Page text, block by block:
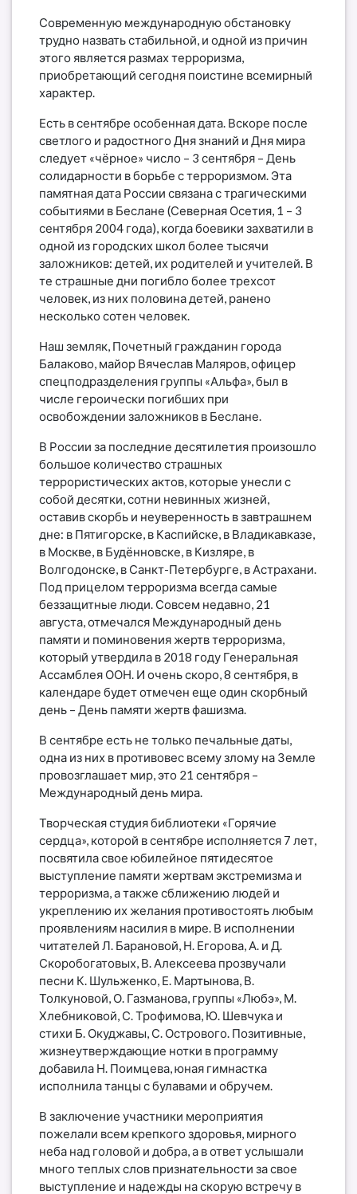
Современную международную обстановку
трудно назвать стабильной, и одной из причин
этого является размах терроризма,
приобретающий сегодня поистине всемирный
характер.
Есть в сентябре особенная дата. Вскоре после
светлого и радостного Дня знаний и Дня мира
следует «чёрное» число – 3 сентября – День
солидарности в борьбе с терроризмом. Эта
памятная дата России связана с трагическими
событиями в Беслане (Северная Осетия, 1 – 3
сентября 2004 года), когда боевики захватили в
одной из городских школ более тысячи
заложников: детей, их родителей и учителей. В
те страшные дни погибло более трехсот
человек, из них половина детей, ранено
несколько сотен человек.
Наш земляк, Почетный гражданин города
Балаково, майор Вячеслав Маляров, офицер
спецподразделения группы «Альфа», был в
числе героически погибших при
освобождении заложников в Беслане.
В России за последние десятилетия произошло
большое количество страшных
террористических актов, которые унесли с
собой десятки, сотни невинных жизней,
оставив скорбь и неуверенность в завтрашнем
дне: в Пятигорске, в Каспийске, в Владикавказе,
в Москве, в Будённовске, в Кизляре, в
Волгодонске, в Санкт-Петербурге, в Астрахани.
Под прицелом терроризма всегда самые
беззащитные люди. Совсем недавно, 21
августа, отмечался Международный день
памяти и поминовения жертв терроризма,
который утвердила в 2018 году Генеральная
Ассамблея ООН. И очень скоро, 8 сентября, в
календаре будет отмечен еще один скорбный
день – День памяти жертв фашизма.
В сентябре есть не только печальные даты,
одна из них в противовес всему злому на Земле
провозглашает мир, это 21 сентября –
Международный день мира.
Творческая студия библиотеки «Горячие
сердца», которой в сентябре исполняется 7 лет,
посвятила свое юбилейное пятидесятое
выступление памяти жертвам экстремизма и
терроризма, а также сближению людей и
укреплению их желания противостоять любым
проявлениям насилия в мире. В исполнении
читателей Л. Барановой, Н. Егорова, А. и Д.
Скоробогатовых, В. Алексеева прозвучали
песни К. Шульженко, Е. Мартынова, В.
Толкуновой, О. Газманова, группы «Любэ», М.
Хлебниковой, С. Трофимова, Ю. Шевчука и
стихи Б. Окуджавы, С. Острового. Позитивные,
жизнеутверждающие нотки в программу
добавила Н. Поимцева, юная гимнастка
исполнила танцы с булавами и обручем.
В заключение участники мероприятия
пожелали всем крепкого здоровья, мирного
неба над головой и добра, а в ответ услышали
много теплых слов признательности за свое
выступление и надежды на скорую встречу в